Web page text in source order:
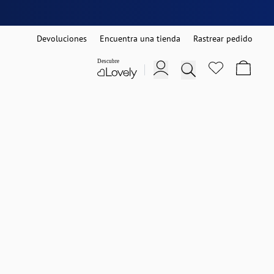
Devoluciones Encuentra una tienda Rastrear pedido